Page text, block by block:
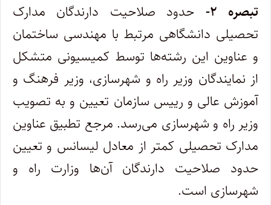
تبصره ۲-
حدود صلاحیت دارندگان مدارک
تحصیلی دانشگاهی مرتبط با مهندسی ساختمان
و عناوین این رشته‌ها توسط کمیسیونی ‌متشکل
از نمایندگان وزیر راه و شهرسازی، وزیر فرهنگ و
آموزش عالی و رییس سازمان تعیین و به تصویب
وزیر راه و شهرسازی می‌رسد.‌ مرجع تطبیق عناوین
مدارک تحصیلی کمتر از معادل لیسانس و تعیین
حدود صلاحیت دارندگان آن‌ها وزارت راه و
شهرسازی است.